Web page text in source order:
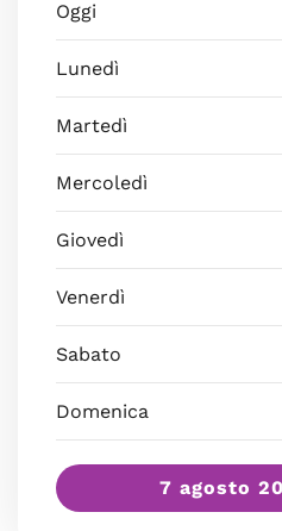
Oggi
Lunedì
Martedì
Mercoledì
Giovedì
Venerdì
Sabato
Domenica
7 agosto